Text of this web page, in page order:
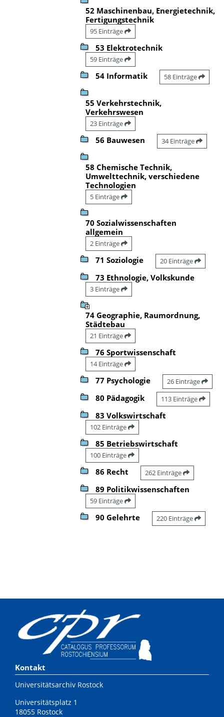
52 Maschinenbau, Energietechnik,
Fertigungstechnik
95 Einträge
53 Elektrotechnik
59 Einträge
54 Informatik 58 Einträge
55 Verkehrstechnik,
Verkehrswesen
23 Einträge
56 Bauwesen 34 Einträge
58 Chemische Technik,
Umwelttechnik, verschiedene
Technologien
5 Einträge
70 Sozialwissenschaften
allgemein
2 Einträge
71 Soziologie 20 Einträge
73 Ethnologie, Volkskunde
3 Einträge
74 Geographie, Raumordnung,
Städtebau
21 Einträge
76 Sportwissenschaft
14 Einträge
77 Psychologie 26 Einträge
80 Pädagogik 113 Einträge
83 Volkswirtschaft
102 Einträge
85 Betriebswirtschaft
100 Einträge
86 Recht 262 Einträge
89 Politikwissenschaften
59 Einträge
90 Gelehrte 220 Einträge
Kontakt
Universitätsarchiv Rostock
Universitätsplatz 1
18055 Rostock